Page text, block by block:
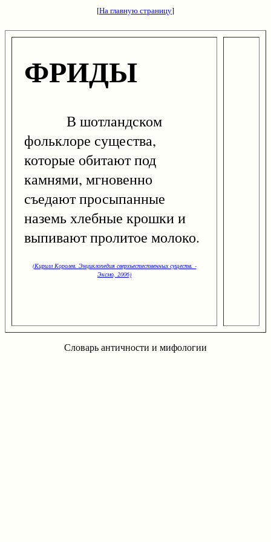
[На главную страницу]
ФРИДЫ
В шотландском
фольклоре существа,
которые обитают под
камнями, мгновенно
съедают просыпанные
наземь хлебные крошки и
выпивают пролитое молоко.
(Кирилл Королев. Энциклопедия сверхъестественных существ. -
Эксмо, 2006)
Словарь античности и мифологии